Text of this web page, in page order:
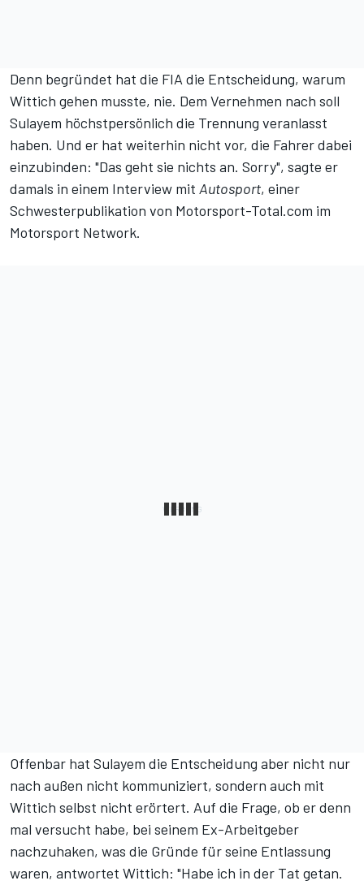
Denn begründet hat die FIA die Entscheidung, warum
Wittich gehen musste, nie. Dem Vernehmen nach soll
Sulayem höchstpersönlich die Trennung veranlasst
haben. Und er hat weiterhin nicht vor, die Fahrer dabei
einzubinden: "Das geht sie nichts an. Sorry", sagte er
damals in einem Interview mit Autosport, einer
Schwesterpublikation von Motorsport-Total.com im
Motorsport Network.
Offenbar hat Sulayem die Entscheidung aber nicht nur
nach außen nicht kommuniziert, sondern auch mit
Wittich selbst nicht erörtert. Auf die Frage, ob er denn
mal versucht habe, bei seinem Ex-Arbeitgeber
nachzuhaken, was die Gründe für seine Entlassung
waren, antwortet Wittich: "Habe ich in der Tat getan.